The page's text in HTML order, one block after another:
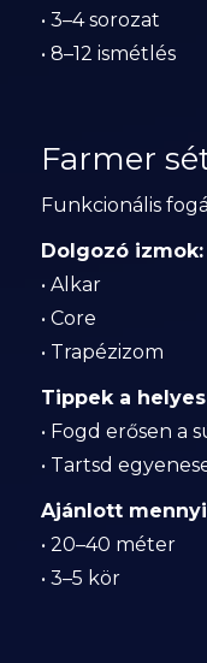
• 3–4 sorozat
• 8–12 ismétlés
Farmer
Funkcionális
Dolgozó izmok:
• Alkar
• Core
• Trapézizom
Tippek a
• Fogd erősen a
• Tartsd
Ajánlott
• 20–40 méter
• 3–5 kör